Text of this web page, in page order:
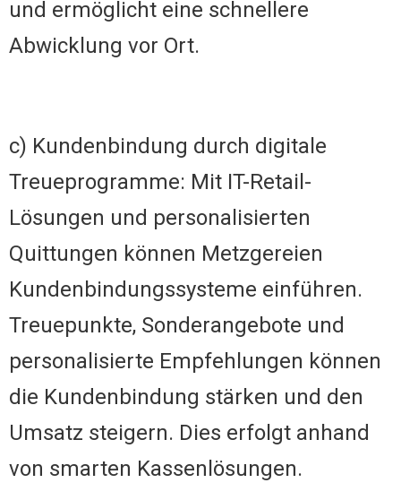
und ermöglicht eine schnellere
Abwicklung vor Ort.
c) Kundenbindung durch digitale
Treueprogramme: Mit IT-Retail-
Lösungen und personalisierten
Quittungen können Metzgereien
Kundenbindungssysteme einführen.
Treuepunkte, Sonderangebote und
personalisierte Empfehlungen können
die Kundenbindung stärken und den
Umsatz steigern. Dies erfolgt anhand
von smarten Kassenlösungen.